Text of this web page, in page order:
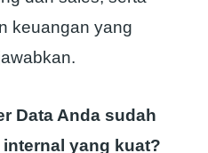
keuangan yang
Data Anda sudah
yang kuat?